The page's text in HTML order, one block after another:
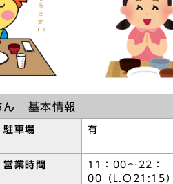
ん 基本情報
駐車場 有
営業時間
11：00～22：
00（L.O21:15）